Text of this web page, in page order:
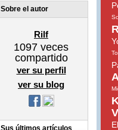
Sobre el autor
Rilf
1097 veces
compartido
ver su perfil
ver su blog
Sus últimos artículos